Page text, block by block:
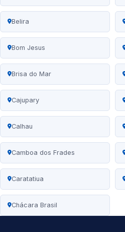
Belira
Bom Jesus
Brisa do Mar
Cajupary
Calhau
Camboa dos Frades
Caratatiua
Chácara Brasil